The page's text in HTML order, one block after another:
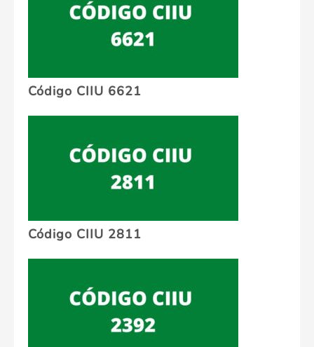
Código CIIU 6621
Código CIIU 2811